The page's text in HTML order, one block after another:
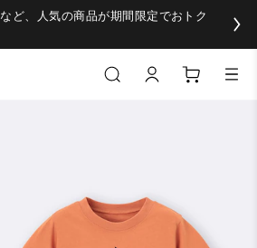
ど、人気の商品が期間限定でおトク